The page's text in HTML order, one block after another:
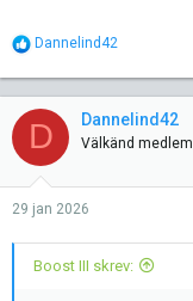
R
a
c
n
:
Dannelind42
D Dannelind42
Välkänd medlem
29 jan 2026
Boost III skrev: